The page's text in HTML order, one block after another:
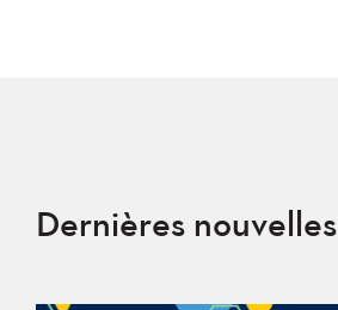
Dernières nouvelles